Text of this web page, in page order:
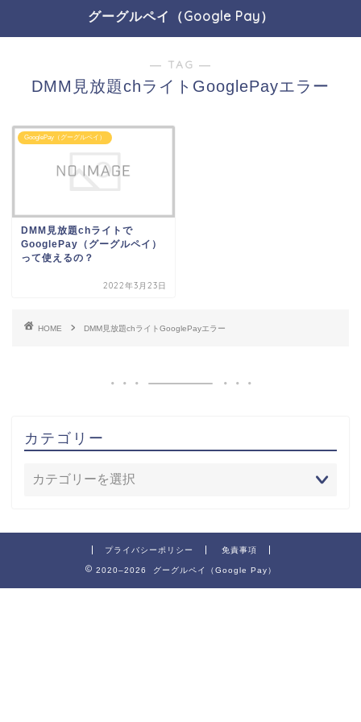
グーグルペイ（Google Pay）
― TAG ―
DMM見放題chライトGooglePayエラー
GooglePay（グーグルペイ）
DMM見放題chライトで
GooglePay（グーグルペイ）
って使えるの？
2022年3月23日
HOME DMM見放題chライトGooglePayエラー
カテゴリー
プライバシーポリシー 免責事項
2020–2026 グーグルペイ（Google Pay）